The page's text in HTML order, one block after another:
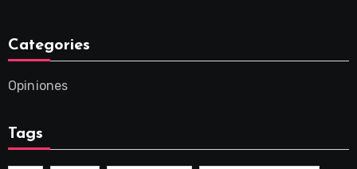
Categories
Opiniones
Tags